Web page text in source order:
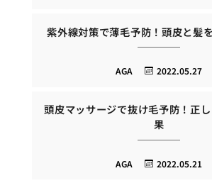
紫外線対策で薄毛予防！頭皮と髪
2022.05.27
AGA
頭皮マッサージで抜け毛予防！正
果
2022.05.21
AGA